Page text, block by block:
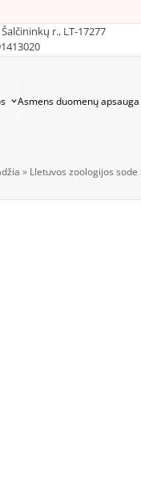
r., LT-17277
Asmens duomenų apsauga
» LIetuvos zoologijos sode